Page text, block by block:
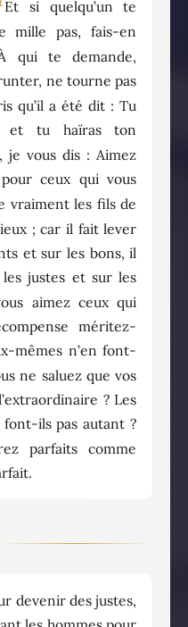
Et si quelqu’un te
mille pas, fais-en
qui te demande,
ne tourne pas
qu’il a été dit : Tu
et tu haïras ton
je vous dis : Aimez
ceux qui vous
vraiment les fils de
; car il fait lever
et sur les bons, il
justes et sur les
aimez ceux qui
méritez-
mêmes n’en font-
ne saluez que vos
? Les
font-ils pas autant ?
parfaits comme
devenir des justes,